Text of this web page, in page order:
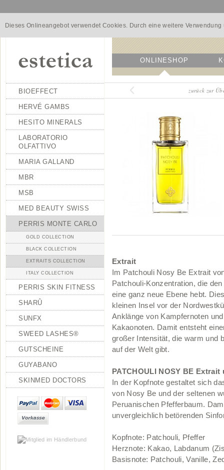
Dieses Onlineangebot verwendet Cookies. Durch eine weitere
BIOEFFECT
HERVÉ GAMBS
HESITO MINERALS
LABORATORIO
OLFATTIVO
MARIA GALLAND
MBR
MSB
MED BEAUTY SWISS
PERRIS MONTE CARLO
GOLD COLLECTION
BLACK COLLECTION
EXTRAITS COLLECTION
ITALY COLLECTION
PERRIS SKIN FITNESS
SHARÛ
SUNFX
SWEED LASHES®
GUTSCHEINE
GUYABANO
SKINMED DOCTORS
ONLINESHOP
zurück zur
Extrait
Im Patchouli Nosy Be Extrait
Patchouli-Konzentration, die
eine ganz neue Ebene hebt.
kleinen Insel vor der
Anklänge von Kampfernoten
Kakaonoten. Damit entsteht
großer Intensität, die warm und
auf der Welt gibt.
PATCHOULI NOSY BE
In der Kopfnote gestaltet sich
von Nosy Be und der seltenen
Peruanischen Pfefferbaum.
unvergleichlich betörenden
Kopfnote: Patchouli, Pfeffer
Herznote: Kakao, Labdanum
Basisnote: Patchouli, Vanille,